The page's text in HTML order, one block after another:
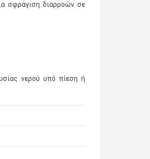
σφράγιση διαρροών σε
νερού υπό πίεση ή